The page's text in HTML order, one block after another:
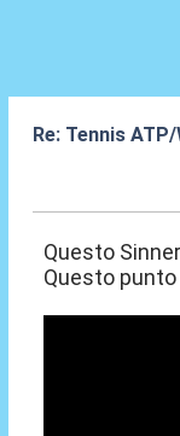
Re: Tennis
Questo
Questo